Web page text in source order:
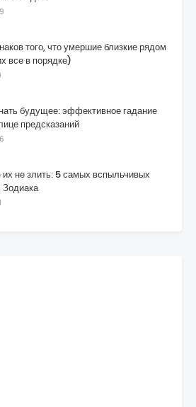
того, что умершие близкие рядом
все в порядке)
будущее: эффективное гадание
предсказаний
не злить: 5 самых вспыльчивых
Зодиака